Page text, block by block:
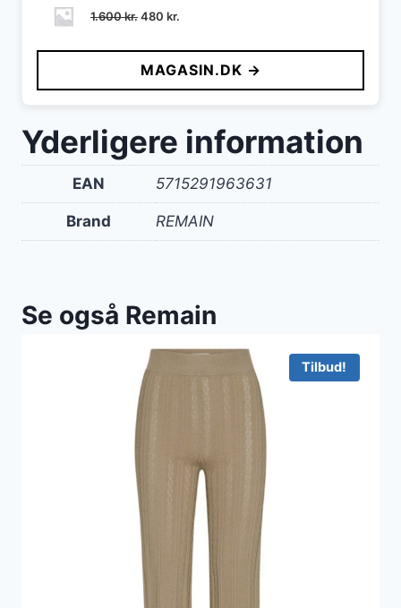
1.600kr.Den
pris
var:
1.600 kr..
480 kr.
pris
er:
480 kr..
MAGASIN.DK →
Yderligere information
EAN 5715291963631
Brand REMAIN
Se også Remain
Tilbud!